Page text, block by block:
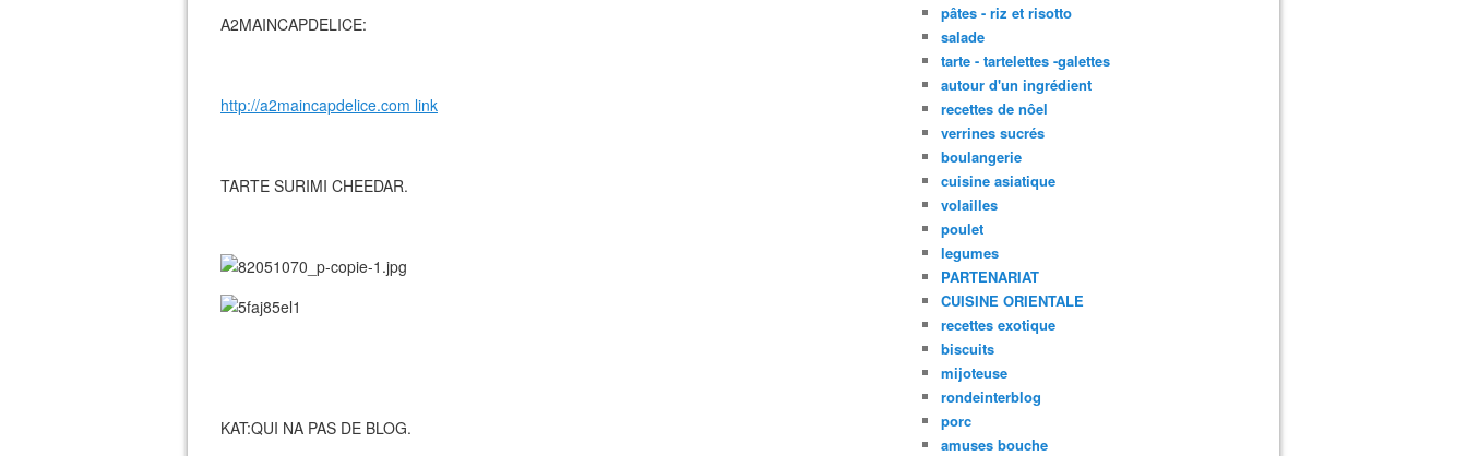
A2MAINCAPDELICE:
http://a2maincapdelice.com link
TARTE SURIMI CHEEDAR.
KAT:QUI NA PAS DE BLOG.
pâtes - riz et risotto
salade
tarte - tartelettes -galettes
autour d'un ingrédient
recettes de nôel
verrines sucrés
boulangerie
cuisine asiatique
volailles
poulet
legumes
PARTENARIAT
CUISINE ORIENTALE
recettes exotique
biscuits
mijoteuse
rondeinterblog
porc
amuses bouche